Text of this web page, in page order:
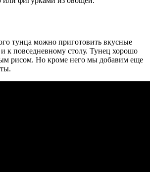
тунца можно приготовить вкусные
к повседневному столу. Тунец хорошо
рисом. Но кроме него мы добавим еще